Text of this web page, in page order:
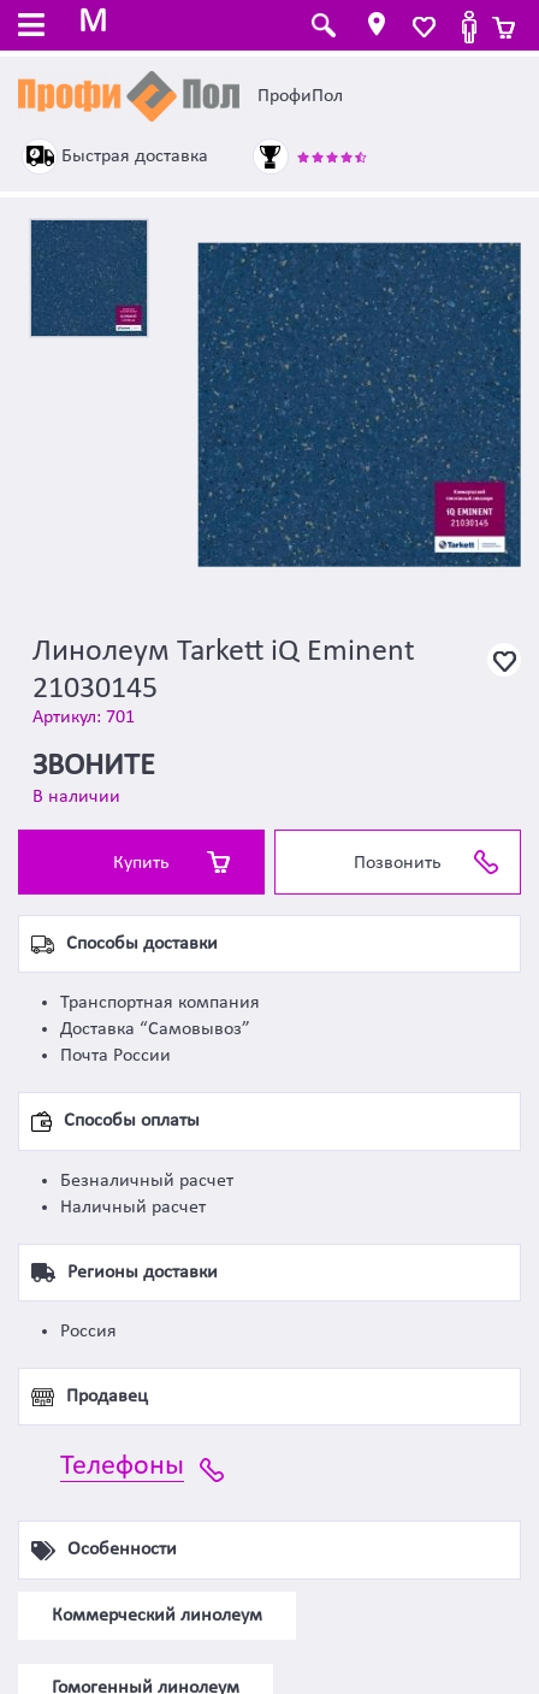
M
ПрофиПол
Быстрая доставка
Линолеум Tarkett iQ Eminent
21030145
Артикул: 701
ЗВОНИТЕ
В наличии
Купить Позвонить
Способы доставки
Транспортная компания
Доставка “Самовывоз”
Почта России
Способы оплаты
Безналичный расчет
Наличный расчет
Регионы доставки
Россия
Продавец
Телефоны
Особенности
Коммерческий линолеум
Гомогенный линолеум